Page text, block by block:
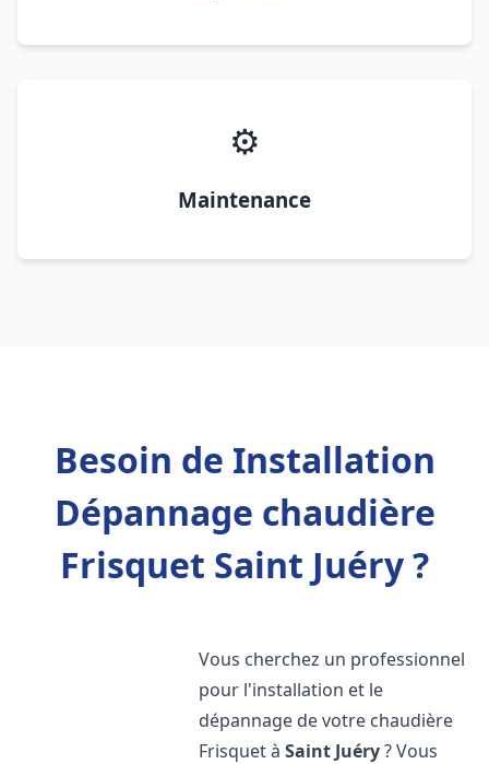
⚙️
Maintenance
Besoin de Installation
Dépannage chaudière
Frisquet Saint Juéry ?
Vous cherchez un professionnel
pour l'installation et le
dépannage de votre chaudière
Frisquet àSaint Juéry? Vous